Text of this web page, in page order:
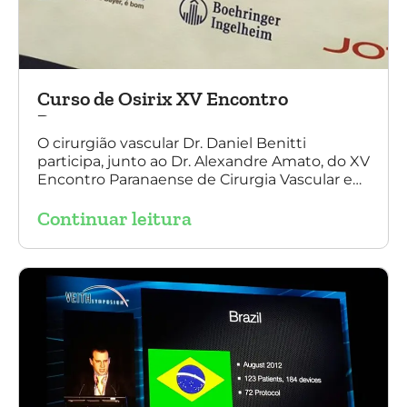
Curso de Osirix XV Encontro
Paranaense
O cirurgião vascular Dr. Daniel Benitti
participa, junto ao Dr. Alexandre Amato, do XV
Encontro Paranaense de Cirurgia Vascular e
Continuar leitura